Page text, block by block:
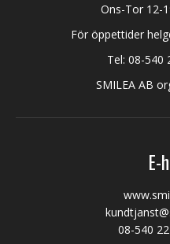
Ons-Tor 12-
För öppettider
Tel: 08-540
SMILEA AB
E-
08-540